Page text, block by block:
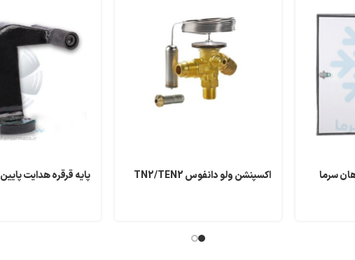
سرما اکسپنشن ولو دانفوس TN2/TEN2 پایه قرقره هدایت پایین